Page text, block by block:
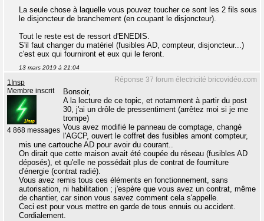
La seule chose à laquelle vous pouvez toucher ce sont les 2 fils sous
le disjoncteur de branchement (en coupant le disjoncteur).
Tout le reste est de ressort d'ENEDIS.
S'il faut changer du matériel (fusibles AD, compteur, disjoncteur...)
c'est eux qui fourniront et eux qui le feront.
13 mars 2019 à 21:04
Réponse 37 forum électricité bricovidéo.com
1Insp
Membre inscrit
4 868 messages
Bonsoir,
A la lecture de ce topic, et notamment à partir du post
30, j'ai un drôle de pressentiment (arrêtez moi si je me
trompe)
Vous avez modifié le panneau de comptage, changé
l'AGCP, ouvert le coffret des fusibles amont compteur,
mis une cartouche AD pour avoir du courant..
On dirait que cette maison avait été coupée du réseau (fusibles AD
déposés), et qu'elle ne possédait plus de contrat de fourniture
d'énergie (contrat radié).
Vous avez remis tous ces éléments en fonctionnement, sans
autorisation, ni habilitation ; j'espère que vous avez un contrat, même
de chantier, car sinon vous savez comment cela s'appelle.
Ceci est pour vous mettre en garde de tous ennuis ou accident.
Cordialement.